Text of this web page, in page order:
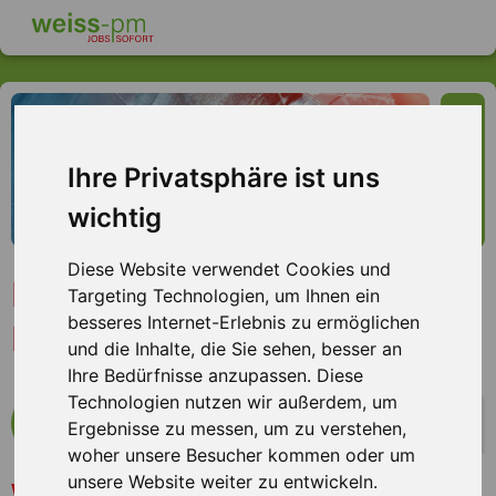
Ihre Privatsphäre ist uns
wichtig
Diese Website verwendet Cookies und
Targeting Technologien, um Ihnen ein
besseres Internet-Erlebnis zu ermöglichen
und die Inhalte, die Sie sehen, besser an
Ihre Bedürfnisse anzupassen. Diese
Technologien nutzen wir außerdem, um
Ergebnisse zu messen, um zu verstehen,
woher unsere Besucher kommen oder um
unsere Website weiter zu entwickeln.
Industriereiniger (m/w/d),
Hamburg Altenwerder
mehr Infos zum Arbeitsplatz
Unser Kunde ist in Hamburg überwiegend im Bereich